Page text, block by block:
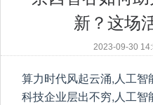
新？这场
2023-09-30
算力时代风起云涌,人工
科技企业层出不穷,人工